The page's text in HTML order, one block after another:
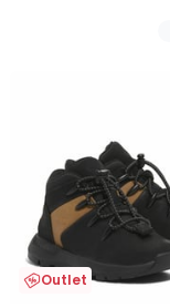
Outlet